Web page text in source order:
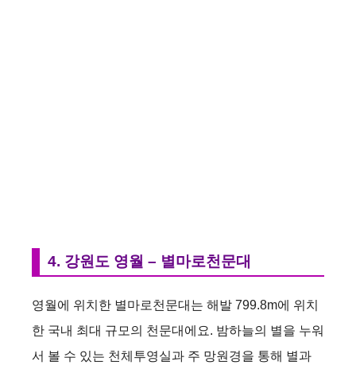
4. 강원도 영월 – 별마로천문대
영월에 위치한 별마로천문대는 해발 799.8m에 위치
한 국내 최대 규모의 천문대에요. 밤하늘의 별을 누워
서 볼 수 있는 천체투영실과 주 망원경을 통해 별과